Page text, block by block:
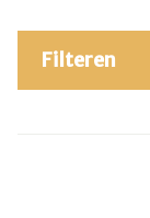
Filteren